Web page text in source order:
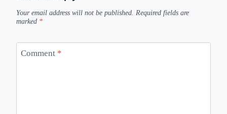
Your email address will not be published. Required fields are
marked *
Comment *